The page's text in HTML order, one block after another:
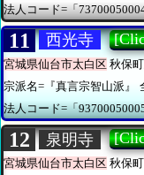
法人コード=「
11 西光寺
宮城県仙台市太白区 秋保
宗派名=『真言宗智山派』
法人コード=「
12 泉明寺
宮城県仙台市太白区 秋保